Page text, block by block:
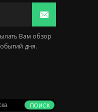
Вам обзор
дня.